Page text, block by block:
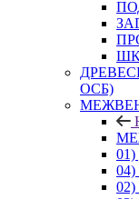
ОСБ)